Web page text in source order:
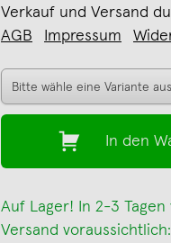
Verkauf und Versand
AGB
Impressum
In den
Auf Lager! In 2-3
Versand voraussichtlich: